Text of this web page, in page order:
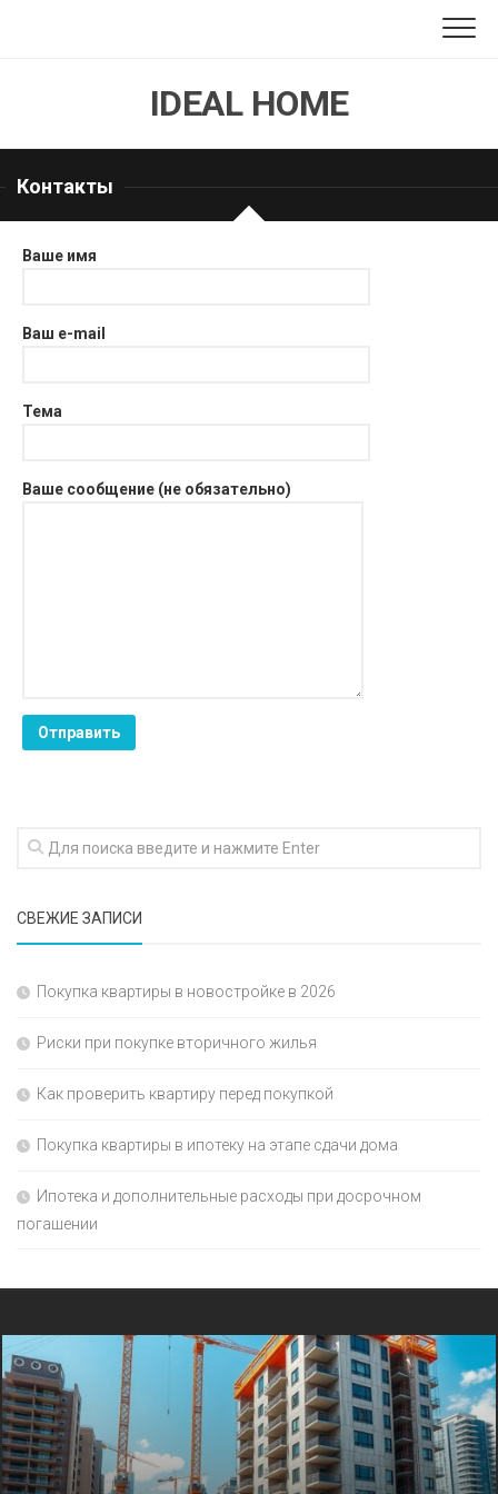
IDEAL HOME
Контакты
Ваше имя
Ваш e-mail
Тема
Ваше сообщение (не обязательно)
СВЕЖИЕ ЗАПИСИ
Покупка квартиры в новостройке в 2026
Риски при покупке вторичного жилья
Как проверить квартиру перед покупкой
Покупка квартиры в ипотеку на этапе сдачи дома
Ипотека и дополнительные расходы при досрочном
погашении